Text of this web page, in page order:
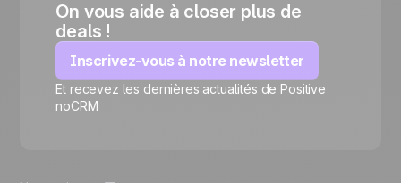
On vous aide à closer plus de
deals !
Inscrivez-vous à notre newsletter
Et recevez les dernières actualités de Positive
noCRM